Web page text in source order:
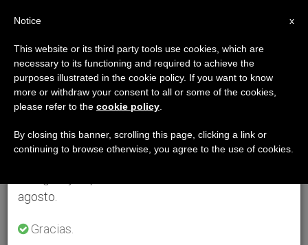
×
Aviso importante
Del 27 de julio al 7 de agosto haremos la pausa
anual, aprovechando que en el periodo de verano
se generan menos informaciones y también el
agosto.
Gracias.
x
Notice
This website or its third party tools use cookies, which are
necessary to its functioning and required to achieve the
purposes illustrated in the cookie policy. If you want to know
more or withdraw your consent to all or some of the cookies,
please refer to the cookie policy
By closing this banner, scrolling this page, clicking a link or
continuing to browse otherwise, you agree to the use of cookies.